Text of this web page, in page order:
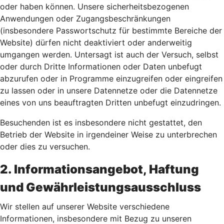
oder haben können. Unsere sicherheitsbezogenen
Anwendungen oder Zugangsbeschränkungen
(insbesondere Passwortschutz für bestimmte Bereiche der
Website) dürfen nicht deaktiviert oder anderweitig
umgangen werden. Untersagt ist auch der Versuch, selbst
oder durch Dritte Informationen oder Daten unbefugt
abzurufen oder in Programme einzugreifen oder eingreifen
zu lassen oder in unsere Datennetze oder die Datennetze
eines von uns beauftragten Dritten unbefugt einzudringen.
Besuchenden ist es insbesondere nicht gestattet, den
Betrieb der Website in irgendeiner Weise zu unterbrechen
oder dies zu versuchen.
2. Informationsangebot, Haftung
und Gewährleistungsausschluss
Wir stellen auf unserer Website verschiedene
Informationen, insbesondere mit Bezug zu unseren